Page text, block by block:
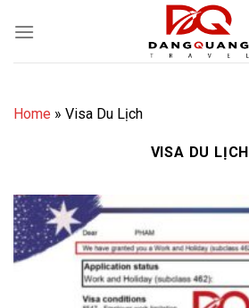
Home » Visa Du Lịch
VISA DU LỊCH